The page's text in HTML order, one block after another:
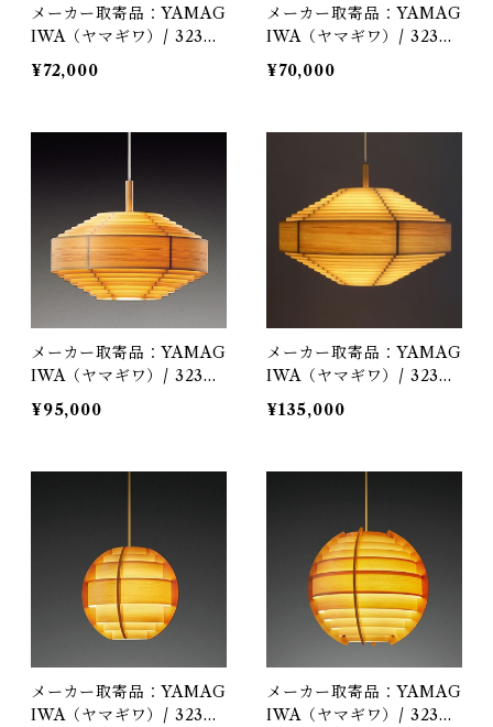
メーカー取寄品：YAMAG
IWA（ヤマギワ）/ 323F-
218H / Jakobsson Lamp
（ヤコブソンランプ）ダー
ns-Agne Jakobsson / ペ
ンダント照明
¥72,000
メーカー取寄品：YAMAG
IWA（ヤマギワ）/ 323F-
218 / Jakobsson Lamp
（ヤコブソンランプ）パイ
Jakobsson / ペンダント
¥70,000
メーカー取寄品：YAMAG
IWA（ヤマギワ）/ 323F-
222 / Jakobsson Lamp
（ヤコブソンランプ）パイ
Jakobsson / ペンダント
¥95,000
メーカー取寄品：YAMAG
IWA（ヤマギワ）/ 323F-
221 / Jakobsson Lamp
（ヤコブソンランプ）パイ
Jakobsson / ペンダント
¥135,000
メーカー取寄品：YAMAG
IWA（ヤマギワ）/ 323F-
メーカー取寄品：YAMAG
IWA（ヤマギワ）/ 323F-